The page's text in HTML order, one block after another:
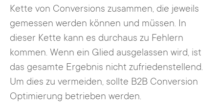
Kette von Conversions zusammen, die jeweils
gemessen werden können und müssen. In
dieser Kette kann es durchaus zu Fehlern
kommen. Wenn ein Glied ausgelassen wird, ist
das gesamte Ergebnis nicht zufriedenstellend.
Um dies zu vermeiden, sollte B2B Conversion
Optimierung betrieben werden.